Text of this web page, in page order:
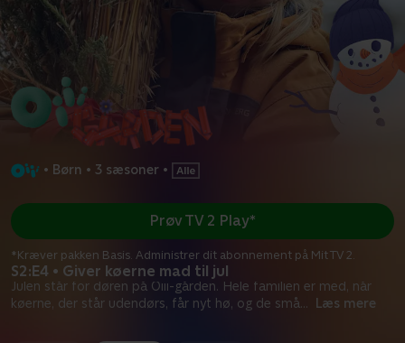
• Børn • 3 sæsoner •
S2:E4 • Giver køerne mad til jul
Julen står for døren på Oiii-gården. Hele familien er med, når
køerne, der står udendørs, får nyt hø, og de små... Læs mere
Prøv TV 2 Play*
*Kræver pakken Basis. Administrer dit abonnement på Mit TV 2.